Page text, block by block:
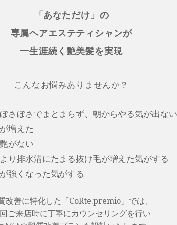
「あなただけ」の
専属ヘアエステティシャンが
一生涯続く艶美髪を実現
こんなお悩みありませんか？
さぼさでまとまらず、朝からやる気が出ない
増えた
がない
り排水溝にたまる抜け毛が増えた気がする
強くなった気がする
改善に特化した「CoRte.premio」では、
ご来店時に丁寧にカウンセリングを行い